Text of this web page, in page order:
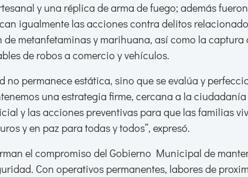
y una réplica de arma de fuego; además
igualmente las acciones contra delitos
metanfetaminas y marihuana, así como la
de robos a comercio y vehículos.
no permanece estática, sino que se evalúa y
una estrategia firme, cercana a la
y las acciones preventivas para que las familias
y en paz para todas y todos”, expresó.
el compromiso del Gobierno Municipal de
Con operativos permanentes, labores de